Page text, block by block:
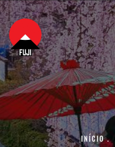
INÍCIO.